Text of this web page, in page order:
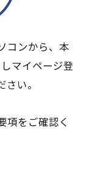
コンから、本
マイページ登
い。
項をご確認く